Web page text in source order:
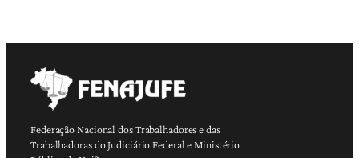
Federação Nacional dos Trabalhadores e das
Trabalhadoras do Judiciário Federal e Ministério